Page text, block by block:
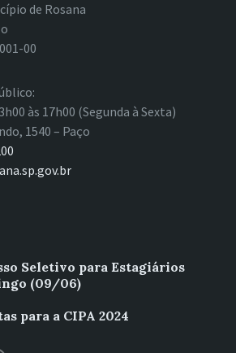
de Rosana
00
às 17h00 (Segunda à Sexta)
1540 – Paço
Seletivo para Estagiários
(09/06)
para a CIPA 2024